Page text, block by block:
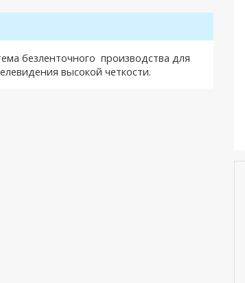
безленточного производства для
высокой четкости.